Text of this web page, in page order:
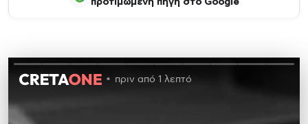
προτιμώμενη πηγή στο Google
πριν από 1 λεπτό